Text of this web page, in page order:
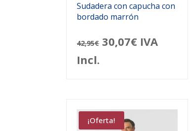
Sudadera con capucha con
bordado marrón
42,95€ El
42,95€.
30,07€El
30,07€.
IVA
Incl.
¡Oferta!